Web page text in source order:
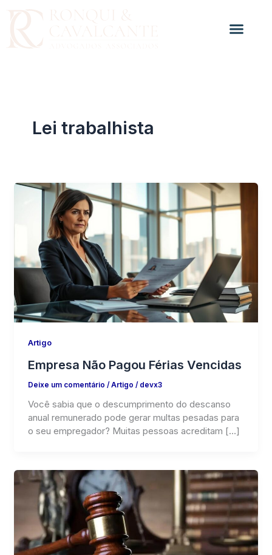
Lei trabalhista
Artigo
Empresa Não Pagou Férias Vencidas
Deixe um comentário / Artigo / devx3
Você sabia que o descumprimento do descanso
anual remunerado pode gerar multas pesadas para
o seu empregador? Muitas pessoas acreditam […]